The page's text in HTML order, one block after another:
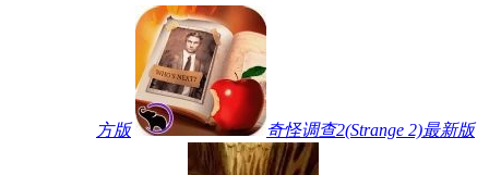
方版 奇怪调查2(Strange 2)最新版